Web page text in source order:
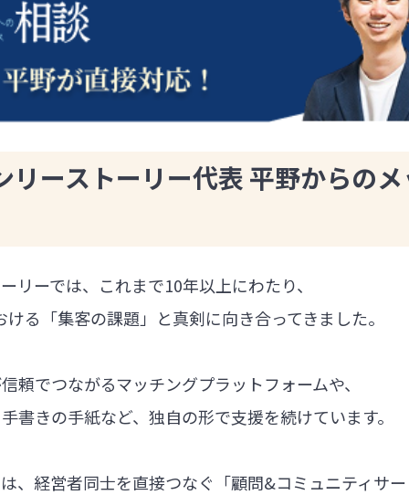
リーストーリー代表 平野からの
リーでは、これまで10年以上にわたり、
る「集客の課題」と真剣に向き合ってきました。
頼でつながるマッチングプラットフォームや、
書きの手紙など、独自の形で支援を続けています。
、経営者同士を直接つなぐ「顧問&コミュニティサ